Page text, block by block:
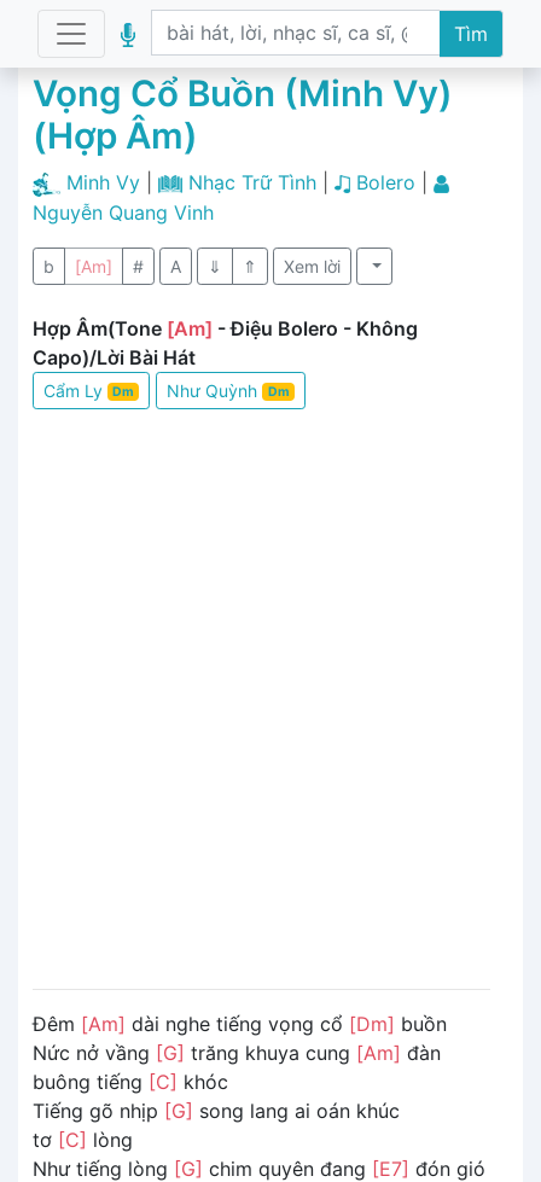
Tìm
Vọng Cổ Buồn (Minh Vy)
(Hợp Âm)
Minh Vy Nhạc Trữ Tình| Bolero
Nguyễn Quang Vinh
b [Am] # A ⇓ ⇑ Xem lời
Hợp Âm(Tone [Am] - Điệu Bolero - Không
Capo)/Lời Bài Hát
Cẩm Ly Dm Như Quỳnh Dm
Đêm [Am] dài nghe tiếng vọng cổ [Dm] buồn
Nức nở vầng [G] trăng khuya cung [Am] đàn
buông tiếng [C] khóc
Tiếng gõ nhịp [G] song lang ai oán khúc
tơ [C] lòng
Như tiếng lòng [G] chim quyên đang [E7] đón gió